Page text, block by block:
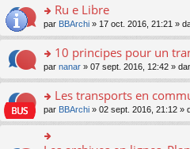
nt
ré
c
e
nt
le
pl
u
ré
c
e
nt
n
n
le
pl
u
ré
c
e
nt
a
g
e
n
n
le
pl
u
s
ré
m
e
a
g
e
n
n
le
ult
er
le
m
e
a
g
e
n
o
n
ult
er
le
m
e
s
Ru e Libre
par BBArchi » 17 oct. 2016, 21:21 »
o
n
ult
er
le
m
10 principes pour un
par nanar » 07 sept. 2016, 12:42 »
o
n
s
ult
Les transports en
par BBArchi » 02 sept. 2016, 21:12 »